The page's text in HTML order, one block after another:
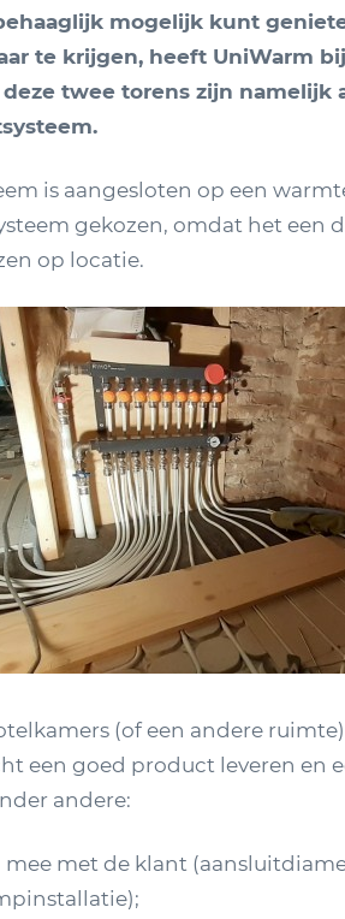
mogelijk kunt
te krijgen, heeft UniWarm
twee torens zijn namelijk
is aangesloten op een
gekozen, omdat het een
op locatie.
(of een andere
een goed product leveren en
andere:
met de klant